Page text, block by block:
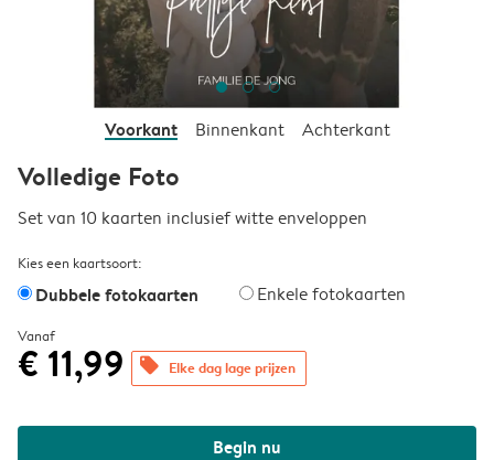
Voorkant Binnenkant Achterkant
Volledige Foto
Set van 10 kaarten inclusief witte enveloppen
Kies een kaartsoort:
Dubbele fotokaarten Enkele fotokaarten
Vanaf
€ 11,99 offers Elke dag lage prijzen
Begin nu